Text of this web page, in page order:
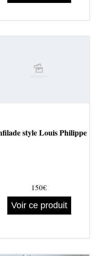
style Louis Philippe
150€
Voir ce produit